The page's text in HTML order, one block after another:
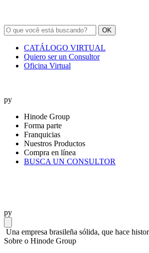
OK
CATÁLOGO VIRTUAL
Quiero ser un Consultor
Oficina Virtual
py
Hinode Group
Forma parte
Franquicias
Nuestros Productos
Compra en línea
BUSCA UN CONSULTOR
py
Una empresa brasileña sólida, que hace
Sobre o Hinode Group